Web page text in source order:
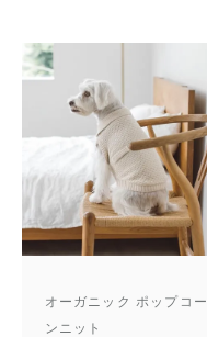
オーガニック ポップコー
ンニット